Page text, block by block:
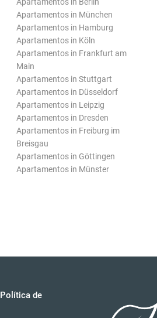
Apartamentos in München
Apartamentos in Hamburg
Apartamentos in Köln
Apartamentos in Frankfurt am
Main
Apartamentos in Stuttgart
Apartamentos in Düsseldorf
Apartamentos in Leipzig
Apartamentos in Dresden
Apartamentos in Freiburg im
Breisgau
Apartamentos in Göttingen
Apartamentos in Münster
Política de